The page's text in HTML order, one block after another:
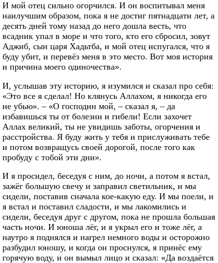
И мой отец сильно огорчился. И он воспитывал меня
наилучшим образом, пока я не достиг пятнадцати лет, а
десять дней тому назад до него дошла весть, что
всадник упал в море и что того, кто его сбросил, зовут
Аджиб, сын царя Хадьтба, и мой отец испугался, что я
буду убит, и перевёз меня в это место. Вот моя история
и причина моего одиночества».
И, услышав эту историю, я изумился и сказал про себя:
«Это все я сделал! Но клянусь Аллахом, я никогда его
не убью». – «О господин мой, – сказал я, – да
избавишься ты от болезни и гибели! Если захочет
Аллах великий, ты не увидишь заботы, огорчения и
расстройства. Я буду жить у тебя и прислуживать тебе
и потом возвращусь своей дорогой, после того как
пробуду с тобой эти дни».
И я просидел, беседуя с ним, до ночи, а потом я встал,
зажёг большую свечу и заправил светильник, и мы
сидели, поставив сначала кое-какую еду. И мы поели, и
я встал и поставил сладости, и мы лакомились и
сидели, беседуя друг с другом, пока не прошла большая
часть ночи. И юноша лёг, и я укрыл его и тоже лёг, а
наутро я поднялся и нагрел немного воды и осторожно
разбудил юношу, и когда он проснулся, я принёс ему
горячую воду, и он вымыл лицо и сказал: «Да воздаётся